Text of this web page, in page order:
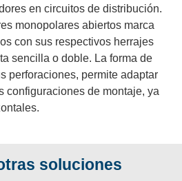
en circuitos de distribución.
monopolares abiertos marca
con sus respectivos herrajes
sencilla o doble. La forma de
perforaciones, permite adaptar
configuraciones de montaje, ya
soluciones